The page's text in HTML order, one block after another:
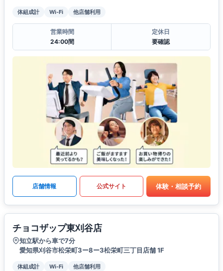
体組成計 Wi-Fi 他店舗利用
営業時間
24:00間
定休日
要確認
店舗情報 公式サイト 体験・相談予約
チョコザップ東刈谷店
知立駅から車で7分
愛知県刈谷市松栄町3ー8ー3松栄町三丁目店舗 1F
体組成計 Wi-Fi 他店舗利用